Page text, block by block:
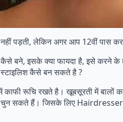
पड़ती, लेकिन अगर आप 12वीं
बने, इसके क्या फायदा है, इसे करने के
स्टाइलिश कैसे बन सकते है ?
रूचि रखते है। खूबसूरती में बालों
सकते हैं। जिसके लिए